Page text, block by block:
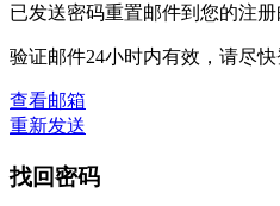
已发送密码重置邮件到您的注
验证邮件24小时内有效，请尽
查看邮箱
重新发送
找回密码